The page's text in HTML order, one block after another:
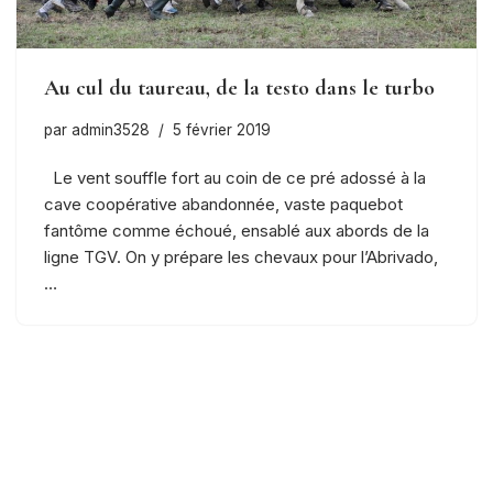
Au cul du taureau, de la testo dans le turbo
par admin3528 5 février 2019
Le vent souffle fort au coin de ce pré adossé à la
cave coopérative abandonnée, vaste paquebot
fantôme comme échoué, ensablé aux abords de la
ligne TGV. On y prépare les chevaux pour l’Abrivado,
…